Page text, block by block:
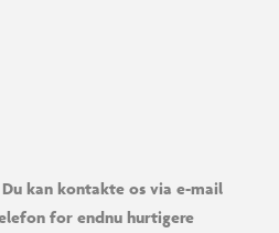
kan kontakte os via e-mail
for endnu hurtigere